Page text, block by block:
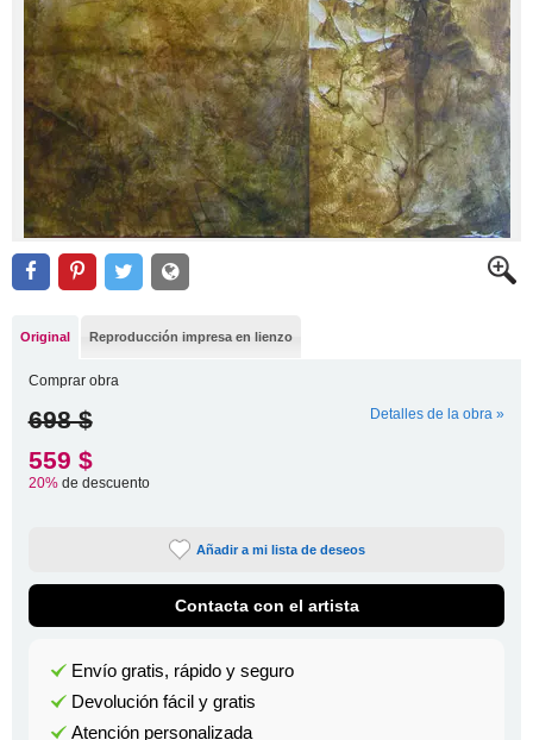
Original Reproducción impresa en lienzo
Comprar obra
698 $ Detalles de la obra »
559 $
20%de descuento
Añadir a mi lista de deseos
Contacta con el artista
Envío gratis, rápido y seguro
Devolución fácil y gratis
Atención personalizada